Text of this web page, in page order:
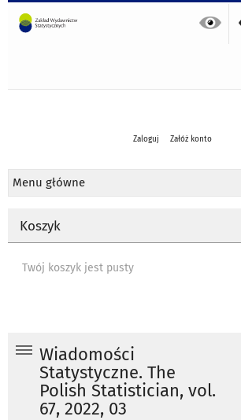
Zaloguj Załóż konto
Menu główne
Koszyk
Twój koszyk jest pusty
Wiadomości
Statystyczne. The
Polish Statistician, vol.
67, 2022, 03